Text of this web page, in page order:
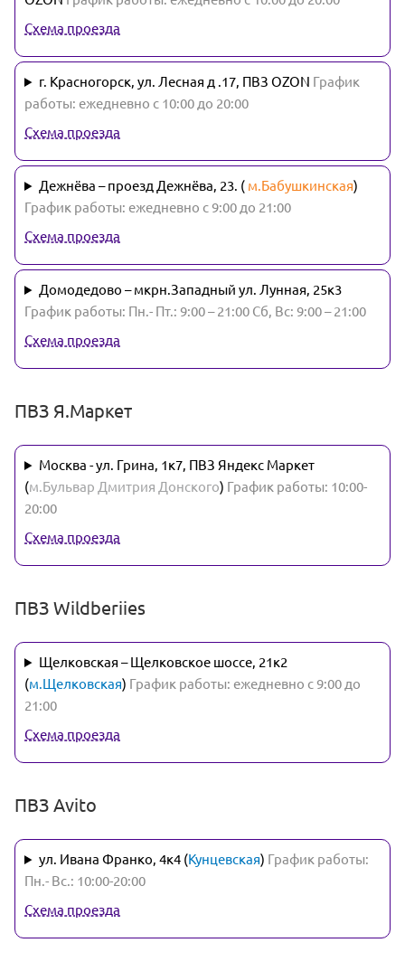
Схема проезда
г. Красногорск, ул. Лесная д .17, ПВЗ OZON График
работы: ежедневно с 10:00 до 20:00
Схема проезда
Дежнёва – проезд Дежнёва, 23. (м.Бабушкинская)
График работы: ежедневно с 9:00 до 21:00
Схема проезда
Домодедово – мкрн.Западный ул. Лунная, 25к3
График работы: Пн.- Пт.: 9:00 – 21:00 Сб, Вс: 9:00 – 21:00
Схема проезда
ПВЗ Я.Маркет
Москва - ул. Грина, 1к7, ПВЗ Яндекс Маркет
(м.Бульвар Дмитрия Донского) График работы: 10:00-
20:00
Схема проезда
ПВЗ Wildberiies
Щелковская – Щелковское шоссе, 21к2
(м.Щелковская) График работы: ежедневно с 9:00 до
21:00
Схема проезда
ПВЗ Avito
ул. Ивана Франко, 4к4 (Кунцевская) График работы:
Пн.- Вс.: 10:00-20:00
Схема проезда